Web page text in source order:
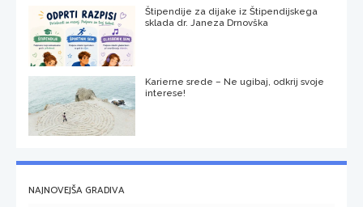
Štipendije za dijake iz Štipendijskega
sklada dr. Janeza Drnovška
Karierne srede – Ne ugibaj, odkrij svoje
interese!
NAJNOVEJŠA GRADIVA